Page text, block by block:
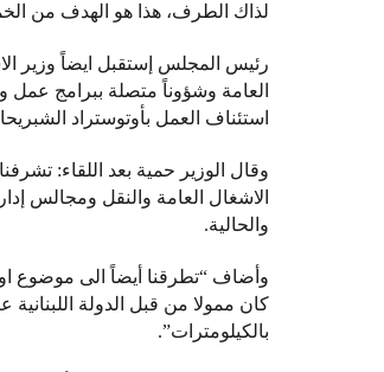
لذاك الطرف، هذا هو الهدف من
رئيس المجلس إستقبل ايضاً وزير
العامة وشؤوناً متصلة ببرامج عمل
استئناف العمل بأوتوستراد
وقال الوزير حمية بعد اللقاء:
الاشغال العامة والنقل ومجالس
والحالية.
كان ممولا من قبل الدولة
بالكيلومترات”.